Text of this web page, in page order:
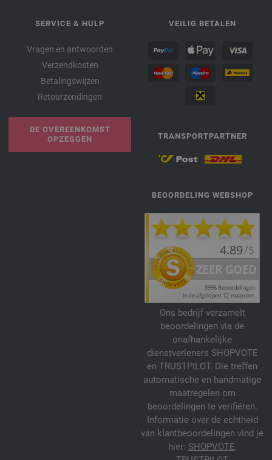
SERVICE & HULP
Vragen en antwoorden
Verzendkosten
Betalingswijzen
Retourzendingen
DE OVEREENKOMST
OPZEGGEN
VEILIG BETALEN
TRANSPORTPARTNER
BEOORDELING WEBSHOP
Ons bedrijf verzamelt
beoordelingen via de
onafhankelijke
dienstverleners SHOPVOTE
en TRUSTPILOT. Die treffen
automatische en handmatige
maatregelen om
beoordelingen te verifiëren.
Informatie over de echtheid
van klantbeoordelingen vind je
hier: SHOPVOTE,